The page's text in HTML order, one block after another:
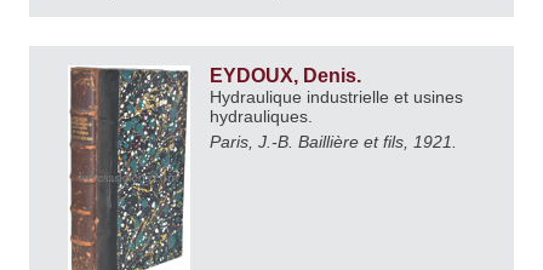
EYDOUX, Denis.
Hydraulique industrielle et usines
hydrauliques.
Paris, J.-B. Baillière et fils, 1921.